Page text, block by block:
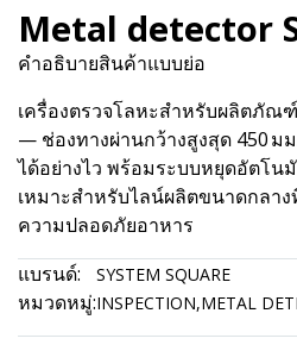
Metal detector
คำอธิบายสินค้าแบบย่อ
เครื่องตรวจโลหะสำหรับผลิตภั
— ช่องทางผ่านกว้างสูงสุด 450 ม
ได้อย่างไว พร้อมระบบหยุดอัตโน
เหมาะสำหรับไลน์ผลิตขนาดกลา
ความปลอดภัยอาหาร
แบรนด์:
SYSTEM SQUARE
หมวดหมู่:INSPECTION,METAL